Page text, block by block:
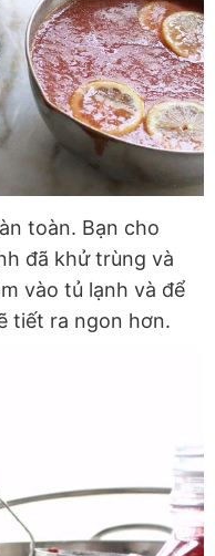
toàn. Bạn cho
đã khử trùng và
vào tủ lạnh và để
tiết ra ngon hơn.